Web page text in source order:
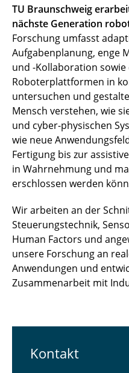
TU Braunschweig
nächste Generation
Forschung umfasst
Aufgabenplanung, enge
und -Kollaboration
Roboterplattformen in
untersuchen und
Mensch verstehen, wie
und cyber-physischen
wie neue
Fertigung bis zur
in Wahrnehmung und
erschlossen werden
Wir arbeiten an der
Steuerungstechnik,
Human Factors und
unsere Forschung an
Anwendungen und
Zusammenarbeit mit
Kontakt